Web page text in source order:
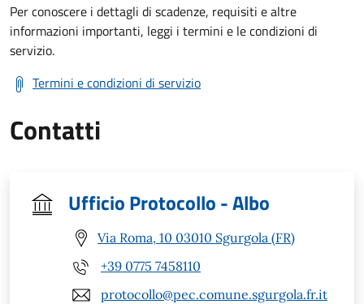
Per conoscere i dettagli di scadenze, requisiti e altre
informazioni importanti, leggi i termini e le condizioni di
servizio.
Termini e condizioni di servizio
Contatti
Ufficio Protocollo - Albo
Via Roma, 10 03010 Sgurgola (FR)
+39 0775 7458110
protocollo@pec.comune.sgurgola.fr.it